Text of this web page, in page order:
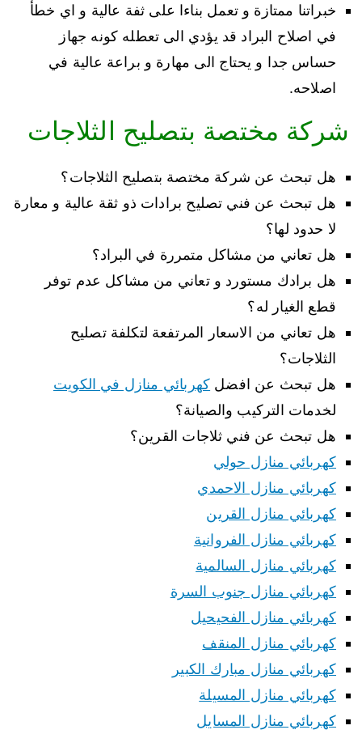
خبراتنا ممتازة و تعمل بناءا على ثفة عالية و اي خطأ
في اصلاح البراد قد يؤدي الى تعطله كونه جهاز
حساس جدا و يحتاج الى مهارة و براعة عالية في
اصلاحه.
شركة مختصة بتصليح الثلاجات
هل تبحث عن شركة مختصة بتصليح الثلاجات؟
هل تبحث عن فني تصليح برادات ذو ثقة عالية و معارة
لا حدود لها؟
هل تعاني من مشاكل متمررة في البراد؟
هل برادك مستورد و تعاني من مشاكل عدم توفر
قطع الغيار له؟
هل تعاني من الاسعار المرتفعة لتكلفة تصليح
الثلاجات؟
هل تبحث عن افضل كهربائي منازل في الكويت
لخدمات التركيب والصيانة؟
هل تبحث عن فني ثلاجات القرين؟
كهربائي منازل حولي
كهربائي منازل الاحمدي
كهربائي منازل القرين
كهربائي منازل الفروانية
كهربائي منازل السالمية
كهربائي منازل جنوب السرة
كهربائي منازل الفحيحيل
كهربائي منازل المنقف
كهربائي منازل مبارك الكبير
كهربائي منازل المسيلة
كهربائي منازل المسايل